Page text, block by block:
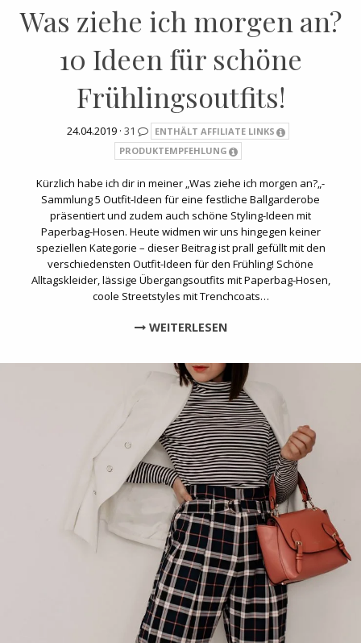
Was ziehe ich morgen an?
10 Ideen für schöne
Frühlingsoutfits!
24.04.2019 · 31
ENTHÄLT AFFILIATE LINKS
PRODUKTEMPFEHLUNG
Kürzlich habe ich dir in meiner „Was ziehe ich morgen an?„-
Sammlung 5 Outfit-Ideen für eine festliche Ballgarderobe
präsentiert und zudem auch schöne Styling-Ideen mit
Paperbag-Hosen. Heute widmen wir uns hingegen keiner
speziellen Kategorie – dieser Beitrag ist prall gefüllt mit den
verschiedensten Outfit-Ideen für den Frühling! Schöne
Alltagskleider, lässige Übergangsoutfits mit Paperbag-Hosen,
coole Streetstyles mit Trenchcoats…
WEITERLESEN